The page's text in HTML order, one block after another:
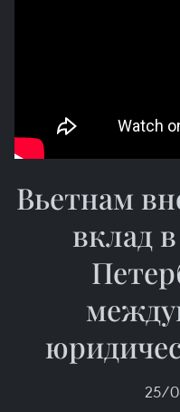
Вьетнам
вклад
25/